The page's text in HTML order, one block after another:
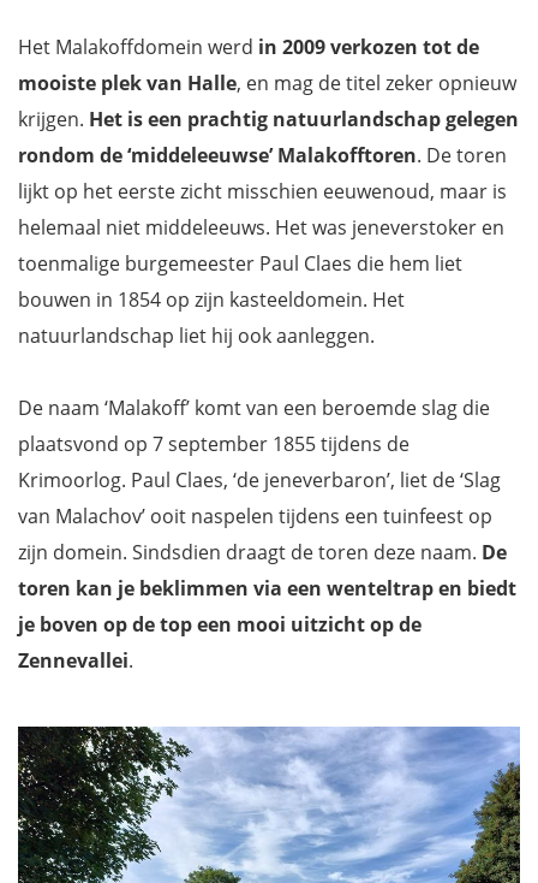
Het Malakoffdomein werd in 2009 verkozen tot de
mooiste plek van Halle, en mag de titel zeker opnieuw
krijgen. Het is een prachtig natuurlandschap gelegen
rondom de ‘middeleeuwse’ Malakofftoren. De toren
lijkt op het eerste zicht misschien eeuwenoud, maar is
helemaal niet middeleeuws. Het was jeneverstoker en
toenmalige burgemeester Paul Claes die hem liet
bouwen in 1854 op zijn kasteeldomein. Het
natuurlandschap liet hij ook aanleggen.
De naam ‘Malakoff’ komt van een beroemde slag die
plaatsvond op 7 september 1855 tijdens de
Krimoorlog. Paul Claes, ‘de jeneverbaron’, liet de ‘Slag
van Malachov’ ooit naspelen tijdens een tuinfeest op
zijn domein. Sindsdien draagt de toren deze naam. De
toren kan je beklimmen via een wenteltrap en biedt
je boven op de top een mooi uitzicht op de
Zennevallei.